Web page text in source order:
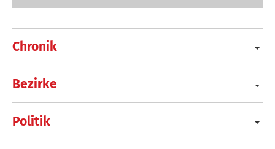
Chronik
Bezirke
Politik